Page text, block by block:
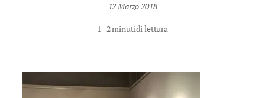
12 Marzo 2018
1–2 minutidi lettura